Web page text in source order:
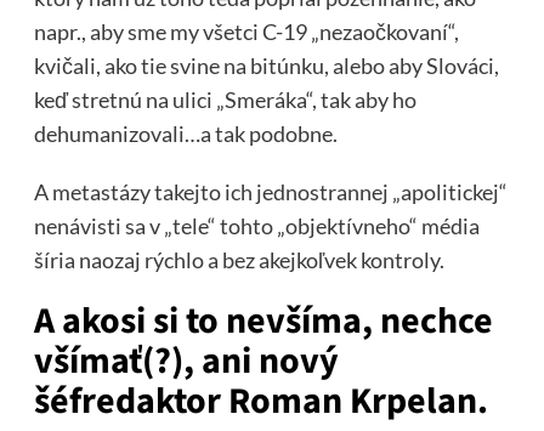
napr., aby sme my všetci C-19 „nezaočkovaní“,
kvičali, ako tie svine na bitúnku, alebo aby Slováci,
keď stretnú na ulici „Smeráka“, tak aby ho
dehumanizovali…a tak podobne.
A metastázy takejto ich jednostrannej „apolitickej“
nenávisti sa v „tele“ tohto „objektívneho“ média
šíria naozaj rýchlo a bez akejkoľvek kontroly.
A akosi si to nevšíma, nechce
všímať(?), ani nový
šéfredaktor Roman Krpelan.